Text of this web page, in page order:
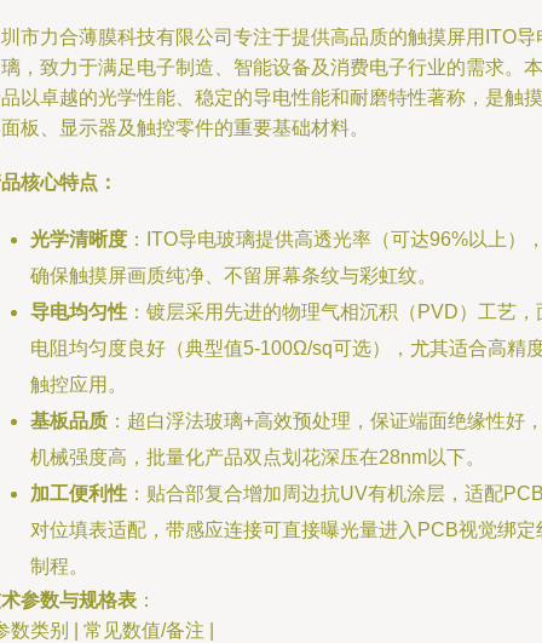
市力合薄膜科技有限公司专注于提供高品质的触摸屏用ITO导
，致力于满足电子制造、智能设备及消费电子行业的需求。本
以卓越的光学性能、稳定的导电性能和耐磨特性著称，是触摸
板、显示器及触控零件的重要基础材料。
核心特点：
光学清晰度 ：ITO导电玻璃提供高透光率（可达96%以上）
确保触摸屏画质纯净、不留屏幕条纹与彩虹纹。
导电均匀性 ：镀层采用先进的物理气相沉积（PVD）工艺，
电阻均匀度良好（典型值5-100Ω/sq可选），尤其适合高精
触控应用。
基板品质 ：超白浮法玻璃+高效预处理，保证端面绝缘性好
机械强度高，批量化产品双点划花深压在28nm以下。
加工便利性 ：贴合部复合增加周边抗UV有机涂层，适配
对位填表适配，带感应连接可直接曝光量进入PCB视觉绑定
制程。
参数与规格表 ：
数类别 | 常见数值/备注 |